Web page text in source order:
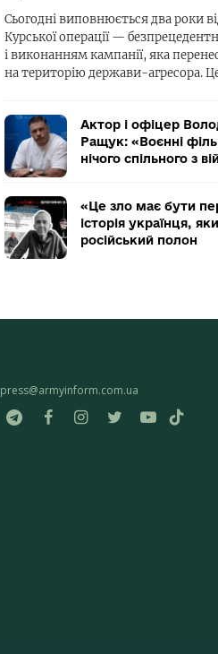
Сьогодні виповнюється два роки
Курської операції —
і виконанням кампанії, яка
на територію держави-агресора.
Актор і офіцер
Ращук: «Воєнні
нічого спільного з
«Це зло має бути
історія українця,
російський полон
press@armyinform.com.ua